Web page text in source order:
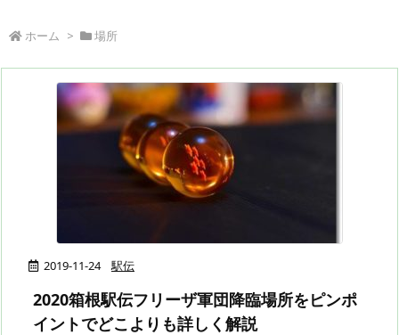
ホーム > 場所
2019-11-24 駅伝
2020箱根駅伝フリーザ軍団降臨場所をピンポ
イントでどこよりも詳しく解説